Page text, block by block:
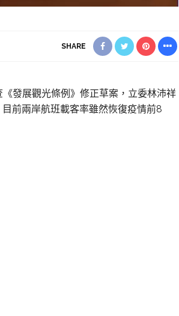
SHARE
發展觀光條例》修正草案，立委林沛祥
前兩岸航班載客率雖然恢復疫情前8